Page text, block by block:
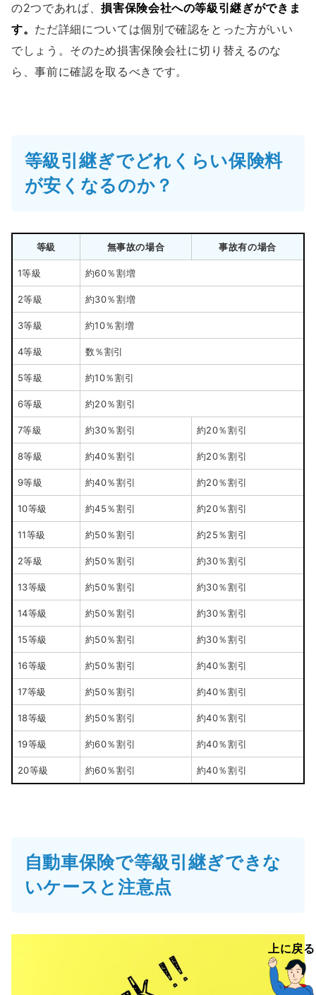
の2つであれば、損害保険会社への等級引継ぎができま
す。 ただ詳細については個別で確認をとった方がいい
でしょう。そのため損害保険会社に切り替えるのな
ら、事前に確認を取るべきです。
等級引継ぎでどれくらい保険料
が安くなるのか？
等級 無事故の場合 事故有の場合
1等級 約60％割増
2等級 約30％割増
3等級 約10％割増
4等級 数％割引
5等級 約10％割引
6等級 約20％割引
7等級 約30％割引 約20％割引
8等級 約40％割引 約20％割引
9等級 約40％割引 約20％割引
10等級 約45％割引 約20％割引
11等級 約50％割引 約25％割引
2等級 約50％割引 約30％割引
13等級 約50％割引 約30％割引
14等級 約50％割引 約30％割引
15等級 約50％割引 約30％割引
16等級 約50％割引 約40％割引
17等級 約50％割引 約40％割引
18等級 約50％割引 約40％割引
19等級 約60％割引 約40％割引
20等級 約60％割引 約40％割引
自動車保険で等級引継ぎできな
いケースと注意点
上に戻る